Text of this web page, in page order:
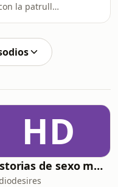
la patrulla
para
HD
Historias de sexo muy intensas y calientes